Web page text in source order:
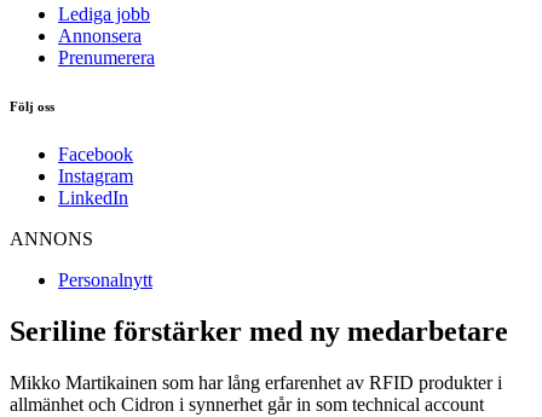
Lediga jobb
Annonsera
Prenumerera
Följ oss
Facebook
Instagram
LinkedIn
ANNONS
Personalnytt
Seriline förstärker med ny medarbetare
Mikko Martikainen som har lång erfarenhet av RFID produkter i
allmänhet och Cidron i synnerhet går in som technical account